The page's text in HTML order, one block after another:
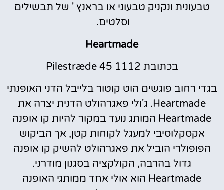
טבעונית ונקניק טבעוני או בראנץ ' של תבשילים
וסלטים.
Heartmade
בכתובת Pilestræde 45 1112
בגדי רחוב פוגשים הוט קוטור בלייבל הדני האופנתי
Heartmade. ג'ולי פאגרהולט הדנית יצרה את
Heartmade המותג נועד במקור להיות קו אופנה
אקסקלוסיבי למעגל לקוחות קטן, אך הביקוש
הפופולרי הוביל את פאגרהולט להשיק קו אופנה
גדול בהרבה, הקולקציה בסגנון מודרני.
Heartmade הוא אולי אחד ממותגי האופנה